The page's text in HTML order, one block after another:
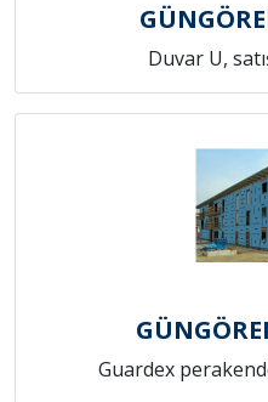
Duvar U,
Guardex